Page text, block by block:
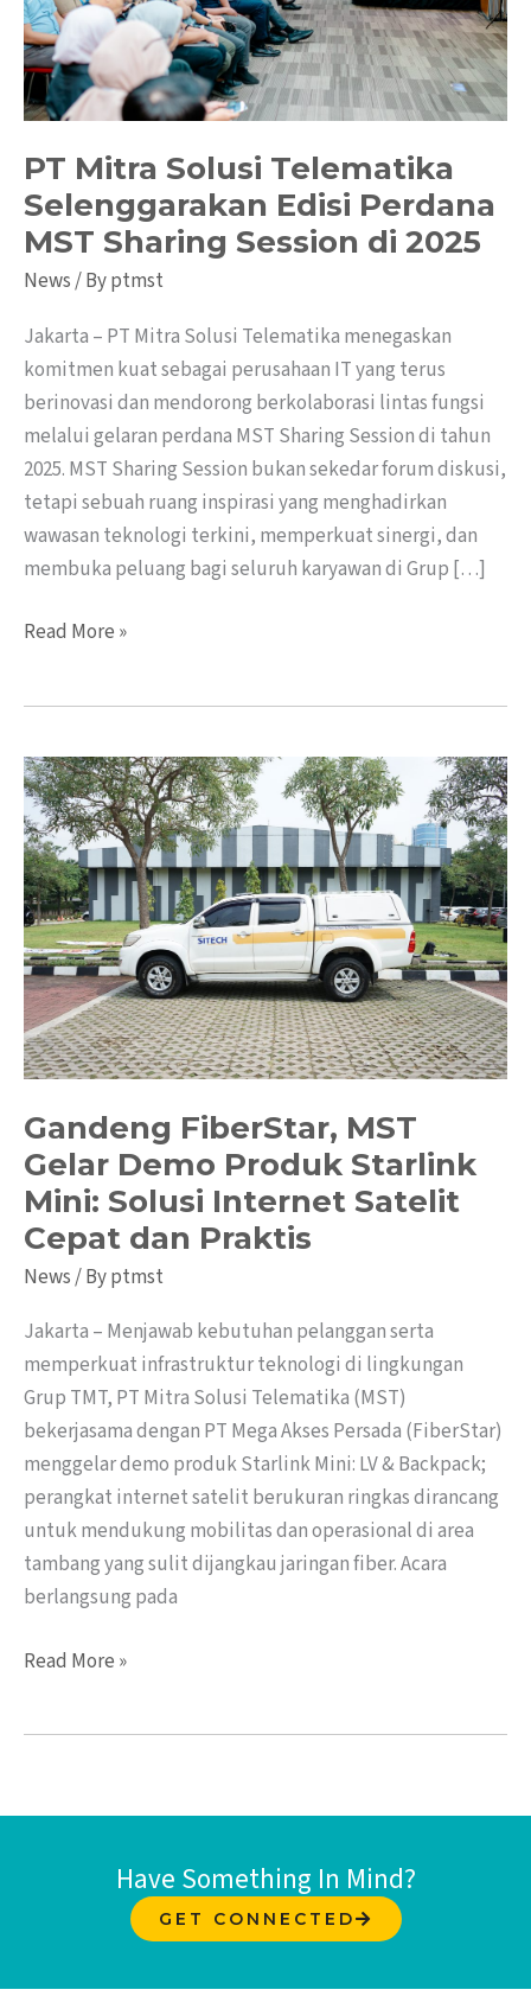
PT Mitra Solusi Telematika
Selenggarakan Edisi Perdana
MST Sharing Session di 2025
News/ Byptmst
Jakarta – PT Mitra Solusi Telematika menegaskan
komitmen kuat sebagai perusahaan IT yang terus
berinovasi dan mendorong berkolaborasi lintas fungsi
melalui gelaran perdana MST Sharing Session di tahun
2025. MST Sharing Session bukan sekedar forum diskusi,
tetapi sebuah ruang inspirasi yang menghadirkan
wawasan teknologi terkini, memperkuat sinergi, dan
membuka peluang bagi seluruh karyawan di Grup […]
Perdana
MST
Sharing
Session
2025
Read More »
Gandeng FiberStar, MST
Gelar Demo Produk Starlink
Mini: Solusi Internet Satelit
Cepat dan Praktis
News/ Byptmst
Jakarta – Menjawab kebutuhan pelanggan serta
memperkuat infrastruktur teknologi di lingkungan
Grup TMT, PT Mitra Solusi Telematika (MST)
bekerjasama dengan PT Mega Akses Persada (FiberStar)
menggelar demo produk Starlink Mini: LV & Backpack;
perangkat internet satelit berukuran ringkas dirancang
untuk mendukung mobilitas dan operasional di area
tambang yang sulit dijangkau jaringan fiber. Acara
berlangsung pada
Gandeng
FiberStar,
MST
Gelar
Demo
Produk
Starlink
Mini:
Solusi
Internet
Cepat
dan
Praktis
Read More »
Have Something In Mind?
GET CONNECTED